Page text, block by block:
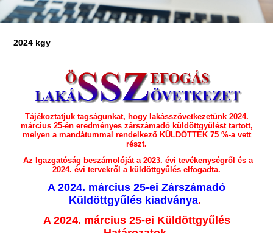
2024 kgy
Tájékoztatjuk tagságunkat, hogy lakásszövetkezetünk 2024.
március 25-én eredményes zárszámadó küldöttgyűlést tartott,
melyen a mandátummal rendelkező KÜLDÖTTEK 75 %-a vett
részt.
Az Igazgatóság beszámolóját a 2023. évi tevékenységről és a
2024. évi tervekről a küldöttgyűlés elfogadta.
A 2024. március 25-ei Zárszámadó
Küldöttgyűlés kiadványa.
A 2024. március 25-ei Küldöttgyűlés